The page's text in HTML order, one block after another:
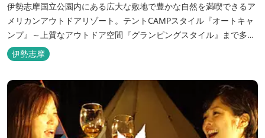
伊勢志摩国立公園内にある広大な敷地で豊かな自然を満喫できるア
メリカンアウトドアリゾート。テントCAMPスタイル『オートキャ
ンプ』～上質なアウトドア空間『グランピングスタイル』まで多彩
な宿泊スタイルを体験できます。 場内ではキッズイベント＆アクテ
ィビティーが人気！365日開催のアメリカンカルチャーを取り入れ
たキッズイベント、カナディアンカヌー、ペダルボート、ファンサ
イクルなど豊富なアクティビ...
伊勢志摩